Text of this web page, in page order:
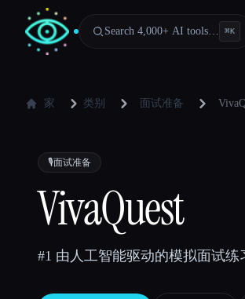
Search 4,000+ AI tools… ⌘K
家 类别 面试准备
🎙️面试准备
VivaQuest
#1 由人工智能驱动的模拟面试练